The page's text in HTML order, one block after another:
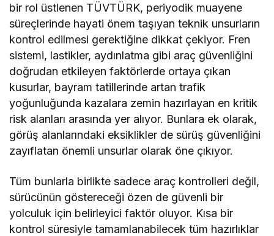
bir rol üstlenen TÜVTÜRK, periyodik muayene
süreçlerinde hayati önem taşıyan teknik unsurların
kontrol edilmesi gerektiğine dikkat çekiyor. Fren
sistemi, lastikler, aydınlatma gibi araç güvenliğini
doğrudan etkileyen faktörlerde ortaya çıkan
kusurlar, bayram tatillerinde artan trafik
yoğunluğunda kazalara zemin hazırlayan en kritik
risk alanları arasında yer alıyor. Bunlara ek olarak,
görüş alanlarındaki eksiklikler de sürüş güvenliğini
zayıflatan önemli unsurlar olarak öne çıkıyor.
Tüm bunlarla birlikte sadece araç kontrolleri değil,
sürücünün göstereceği özen de güvenli bir
yolculuk için belirleyici faktör oluyor. Kısa bir
kontrol süresiyle tamamlanabilecek tüm hazırlıklar